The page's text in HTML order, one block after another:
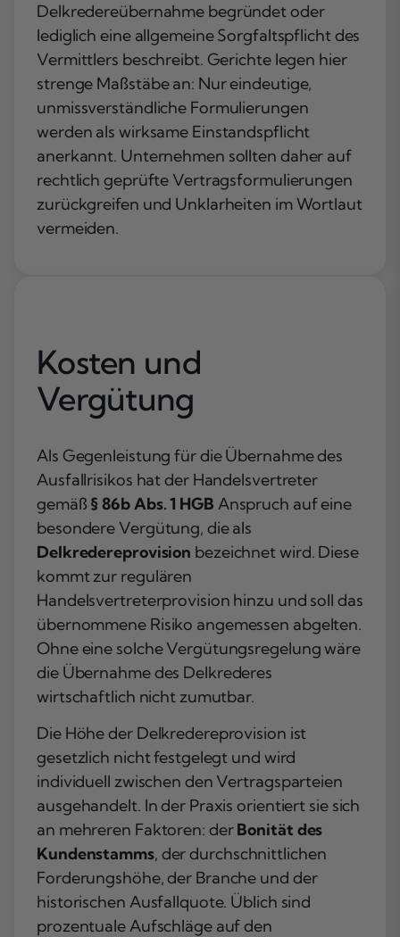
Delkredereübernahme begründet oder
lediglich eine allgemeine Sorgfaltspflicht des
Vermittlers beschreibt. Gerichte legen hier
strenge Maßstäbe an: Nur eindeutige,
unmissverständliche Formulierungen
werden als wirksame Einstandspflicht
anerkannt. Unternehmen sollten daher auf
rechtlich geprüfte Vertragsformulierungen
zurückgreifen und Unklarheiten im Wortlaut
vermeiden.
Kosten und
Vergütung
Als Gegenleistung für die Übernahme des
Ausfallrisikos hat der Handelsvertreter
gemäß§ 86b Abs. 1 HGB Anspruch auf eine
besondere Vergütung, die als
Delkredereprovision bezeichnet wird. Diese
kommt zur regulären
Handelsvertreterprovision hinzu und soll das
übernommene Risiko angemessen abgelten.
Ohne eine solche Vergütungsregelung wäre
die Übernahme des Delkrederes
wirtschaftlich nicht zumutbar.
Die Höhe der Delkredereprovision ist
gesetzlich nicht festgelegt und wird
individuell zwischen den Vertragsparteien
ausgehandelt. In der Praxis orientiert sie sich
an mehreren Faktoren: derBonität des
Kundenstamms, der durchschnittlichen
Forderungshöhe, der Branche und der
historischen Ausfallquote. Üblich sind
prozentuale Aufschläge auf den